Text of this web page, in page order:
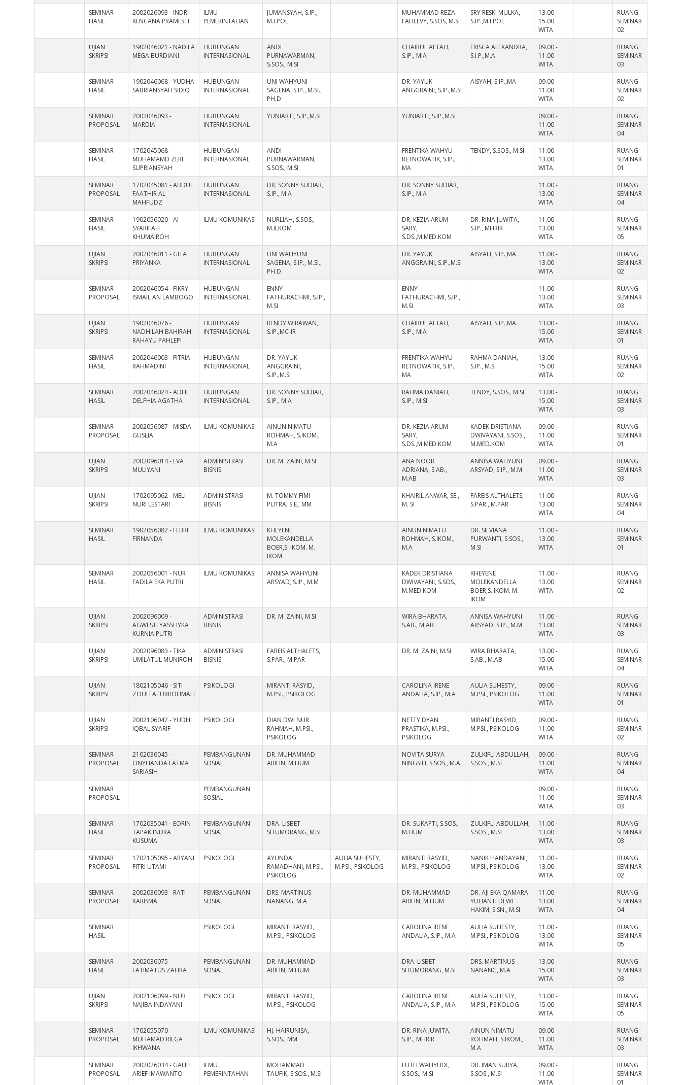
SEMINAR
HASIL
2002026093 - INDRI
KENCANA PRAMESTI
ILMU
PEMERINTAHAN
JUMANSYAH, S.IP.,
M.I.POL
MUHAMMAD REZA
FAHLEVY, S.SOS, M.SI
SRY RESKI MULKA,
S.IP.,M.I.POL
13.00 -
15.00
WITA
RUANG
SEMINAR
02
UJIAN
SKRIPSI
1902046021 - NADILA
MEGA BURDIANI
HUBUNGAN
INTERNASIONAL
ANDI
PURNAWARMAN,
S.SOS., M.SI
CHAIRUL AFTAH,
S.IP., MIA
FRISCA ALEXANDRA,
S.I.P.,M.A
09.00 -
11.00
WITA
RUANG
SEMINAR
03
SEMINAR
HASIL
1902046068 - YUDHA
SABRIANSYAH SIDIQ
HUBUNGAN
INTERNASIONAL
UNI WAHYUNI
SAGENA, S.IP., M.SI.,
PH.D
DR. YAYUK
ANGGRAINI, S.IP.,M.SI
AISYAH, S.IP.,MA
09.00 -
11.00
WITA
RUANG
SEMINAR
02
SEMINAR
PROPOSAL
2002046093 -
MARDIA
HUBUNGAN
INTERNASIONAL
YUNIARTI, S.IP.,M.SI YUNIARTI, S.IP.,M.SI
09.00 -
11.00
WITA
RUANG
SEMINAR
04
SEMINAR
HASIL
1702045068 -
MUHAMAMD ZERI
SUPRIANSYAH
HUBUNGAN
INTERNASIONAL
ANDI
PURNAWARMAN,
S.SOS., M.SI
FRENTIKA WAHYU
RETNOWATIK, S.IP.,
MA
TENDY, S.SOS., M.SI
11.00 -
13.00
WITA
RUANG
SEMINAR
01
SEMINAR
PROPOSAL
1702045081 - ABDUL
FAATHIR AL
MAHFUDZ
HUBUNGAN
INTERNASIONAL
DR. SONNY SUDIAR,
S.IP., M.A
DR. SONNY SUDIAR,
S.IP., M.A
11.00 -
13.00
WITA
RUANG
SEMINAR
04
SEMINAR
HASIL
1902056020 - AI
SYARIFAH
KHUMAIROH
ILMU KOMUNIKASI
NURLIAH, S.SOS.,
M.ILKOM
DR. KEZIA ARUM
SARY,
S.DS.,M.MED.KOM
DR. RINA JUWITA,
S.IP., MHRIR
11.00 -
13.00
WITA
RUANG
SEMINAR
05
UJIAN
SKRIPSI
2002046011 - GITA
PRIYANKA
HUBUNGAN
INTERNASIONAL
UNI WAHYUNI
SAGENA, S.IP., M.SI.,
PH.D
DR. YAYUK
ANGGRAINI, S.IP.,M.SI
AISYAH, S.IP.,MA
11.00 -
13.00
WITA
RUANG
SEMINAR
02
SEMINAR
PROPOSAL
2002046054 - FIKRY
ISMAIL AN LAMBOGO
HUBUNGAN
INTERNASIONAL
ENNY
FATHURACHMI, S.IP.,
M.SI
ENNY
FATHURACHMI, S.IP.,
M.SI
11.00 -
13.00
WITA
RUANG
SEMINAR
03
UJIAN
SKRIPSI
1902046076 -
NADHILAH BAHIRAH
RAHAYU PAHLEPI
HUBUNGAN
INTERNASIONAL
RENDY WIRAWAN,
S.IP.,MC-IR
CHAIRUL AFTAH,
S.IP., MIA
AISYAH, S.IP.,MA
13.00 -
15.00
WITA
RUANG
SEMINAR
01
SEMINAR
HASIL
2002046003 - FITRIA
RAHMADINI
HUBUNGAN
INTERNASIONAL
DR. YAYUK
ANGGRAINI,
S.IP.,M.SI
FRENTIKA WAHYU
RETNOWATIK, S.IP.,
MA
RAHMA DANIAH,
S.IP., M.SI
13.00 -
15.00
WITA
RUANG
SEMINAR
02
SEMINAR
HASIL
2002046024 - ADHE
DELFHIA AGATHA
HUBUNGAN
INTERNASIONAL
DR. SONNY SUDIAR,
S.IP., M.A
RAHMA DANIAH,
S.IP., M.SI
TENDY, S.SOS., M.SI
13.00 -
15.00
WITA
RUANG
SEMINAR
03
SEMINAR
PROPOSAL
2002056087 - MISDA
GUSLIA
ILMU KOMUNIKASI
AINUN NIMATU
ROHMAH, S.IKOM.,
M.A
DR. KEZIA ARUM
SARY,
S.DS.,M.MED.KOM
KADEK DRISTIANA
DWIVAYANI, S.SOS.,
M.MED.KOM
09.00 -
11.00
WITA
RUANG
SEMINAR
01
UJIAN
SKRIPSI
2002096014 - EVA
MULIYANI
ADMINISTRASI
BISNIS
DR. M. ZAINI, M.SI
ANA NOOR
ADRIANA, S.AB.,
M.AB
ANNISA WAHYUNI
ARSYAD, S.IP., M.M
09.00 -
11.00
WITA
RUANG
SEMINAR
03
UJIAN
SKRIPSI
1702095062 - MELI
NURI LESTARI
ADMINISTRASI
BISNIS
M. TOMMY FIMI
PUTRA, S.E., MM
KHAIRIL ANWAR, SE.,
M. SI
FAREIS ALTHALETS,
S.PAR., M.PAR
11.00 -
13.00
WITA
RUANG
SEMINAR
04
SEMINAR
HASIL
1902056082 - FEBRI
FIRNANDA
ILMU KOMUNIKASI
KHEYENE
MOLEKANDELLA
BOER,S. IKOM. M.
IKOM
AINUN NIMATU
ROHMAH, S.IKOM.,
M.A
DR. SILVIANA
PURWANTI, S.SOS.,
M.SI
11.00 -
13.00
WITA
RUANG
SEMINAR
01
SEMINAR
HASIL
2002056001 - NUR
FADILA EKA PUTRI
ILMU KOMUNIKASI
ANNISA WAHYUNI
ARSYAD, S.IP., M.M
KADEK DRISTIANA
DWIVAYANI, S.SOS.,
M.MED.KOM
KHEYENE
MOLEKANDELLA
BOER,S. IKOM. M.
IKOM
11.00 -
13.00
WITA
RUANG
SEMINAR
02
UJIAN
SKRIPSI
2002096009 -
AGWESTI YASSHYKA
KURNIA PUTRI
ADMINISTRASI
BISNIS
DR. M. ZAINI, M.SI
WIRA BHARATA,
S.AB., M.AB
ANNISA WAHYUNI
ARSYAD, S.IP., M.M
11.00 -
13.00
WITA
RUANG
SEMINAR
03
UJIAN
SKRIPSI
2002096083 - TIKA
UMILATUL MUNIROH
ADMINISTRASI
BISNIS
FAREIS ALTHALETS,
S.PAR., M.PAR
DR. M. ZAINI, M.SI
WIRA BHARATA,
S.AB., M.AB
13.00 -
15.00
WITA
RUANG
SEMINAR
04
UJIAN
SKRIPSI
1802105046 - SITI
ZOULFATURROHMAH
PSIKOLOGI
MIRANTI RASYID,
M.PSI., PSIKOLOG
CAROLINA IRENE
ANDALIA, S.IP., M.A
AULIA SUHESTY,
M.PSI., PSIKOLOG
09.00 -
11.00
WITA
RUANG
SEMINAR
01
UJIAN
SKRIPSI
2002106047 - YUDHI
IQBAL SYARIF
PSIKOLOGI
DIAN DWI NUR
RAHMAH, M.PSI.,
PSIKOLOG
NETTY DYAN
PRASTIKA, M.PSI.,
PSIKOLOG
MIRANTI RASYID,
M.PSI., PSIKOLOG
09.00 -
11.00
WITA
RUANG
SEMINAR
02
SEMINAR
PROPOSAL
2102036045 -
ONYHANDA FATMA
SARIASIH
PEMBANGUNAN
SOSIAL
DR. MUHAMMAD
ARIFIN, M.HUM
NOVITA SURYA
NINGSIH, S.SOS., M.A
ZULKIFLI ABDULLAH,
S.SOS., M.SI
09.00 -
11.00
WITA
RUANG
SEMINAR
04
SEMINAR
PROPOSAL
PEMBANGUNAN
SOSIAL
09.00 -
11.00
WITA
RUANG
SEMINAR
03
SEMINAR
HASIL
1702035041 - EORIN
TAPAK INDRA
KUSUMA
PEMBANGUNAN
SOSIAL
DRA. LISBET
SITUMORANG, M.SI
DR. SUKAPTI, S.SOS.,
M.HUM
ZULKIFLI ABDULLAH,
S.SOS., M.SI
11.00 -
13.00
WITA
RUANG
SEMINAR
03
SEMINAR
PROPOSAL
1702105095 - ARYANI
FITRI UTAMI
PSIKOLOGI
AYUNDA
RAMADHANI, M.PSI.,
PSIKOLOG
AULIA SUHESTY,
M.PSI., PSIKOLOG
MIRANTI RASYID,
M.PSI., PSIKOLOG
NANIK HANDAYANI,
M.PSI., PSIKOLOG
11.00 -
13.00
WITA
RUANG
SEMINAR
02
SEMINAR
PROPOSAL
2002036093 - RATI
KARISMA
PEMBANGUNAN
SOSIAL
DRS. MARTINUS
NANANG, M.A
DR. MUHAMMAD
ARIFIN, M.HUM
DR. AJI EKA QAMARA
YULIANTI DEWI
HAKIM, S.SN., M.SI
11.00 -
13.00
WITA
RUANG
SEMINAR
04
SEMINAR
HASIL
PSIKOLOGI
MIRANTI RASYID,
M.PSI., PSIKOLOG
CAROLINA IRENE
ANDALIA, S.IP., M.A
AULIA SUHESTY,
M.PSI., PSIKOLOG
11.00 -
13.00
WITA
RUANG
SEMINAR
05
SEMINAR
HASIL
2002036075 -
FATIMATUS ZAHRA
PEMBANGUNAN
SOSIAL
DR. MUHAMMAD
ARIFIN, M.HUM
DRA. LISBET
SITUMORANG, M.SI
DRS. MARTINUS
NANANG, M.A
13.00 -
15.00
WITA
RUANG
SEMINAR
03
UJIAN
SKRIPSI
2002106099 - NUR
NAJIBA INDAYANI
PSIKOLOGI
MIRANTI RASYID,
M.PSI., PSIKOLOG
CAROLINA IRENE
ANDALIA, S.IP., M.A
AULIA SUHESTY,
M.PSI., PSIKOLOG
13.00 -
15.00
WITA
RUANG
SEMINAR
05
SEMINAR
PROPOSAL
1702055070 -
MUHAMAD RILGA
IKHWANA
ILMU KOMUNIKASI
HJ. HAIRUNISA,
S.SOS., MM
DR. RINA JUWITA,
S.IP., MHRIR
AINUN NIMATU
ROHMAH, S.IKOM.,
M.A
09.00 -
11.00
WITA
RUANG
SEMINAR
03
SEMINAR
PROPOSAL
2002026034 - GALIH
ARIEF IMAWANTO
ILMU
PEMERINTAHAN
MOHAMMAD
TAUFIK, S.SOS., M.SI
LUTFI WAHYUDI,
S.SOS., M.SI
DR. IMAN SURYA,
S.SOS., M.SI
09.00 -
11.00
WITA
RUANG
SEMINAR
01